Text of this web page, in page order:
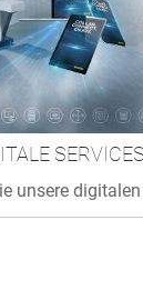
SERVICES
unsere